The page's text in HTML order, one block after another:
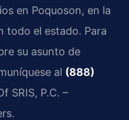
en Poquoson, en la
todo el estado. Para
su asunto de
al (888)
SRIS, P.C. –